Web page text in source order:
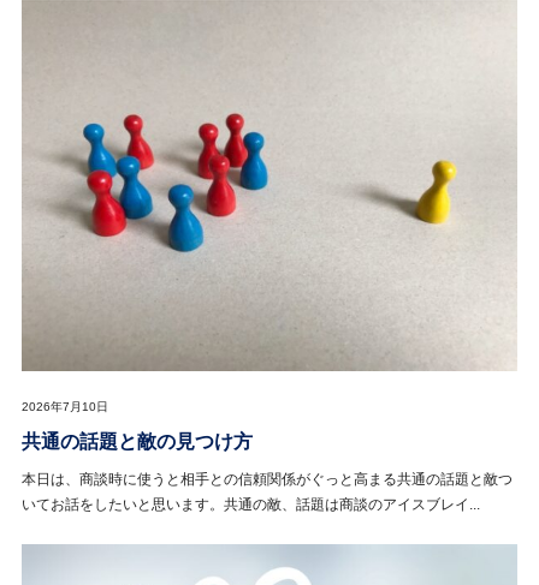
2026年7月10日
共通の話題と敵の見つけ方
本日は、商談時に使うと相手との信頼関係がぐっと高まる共通の話題と敵つ
いてお話をしたいと思います。共通の敵、話題は商談のアイスブレイ...